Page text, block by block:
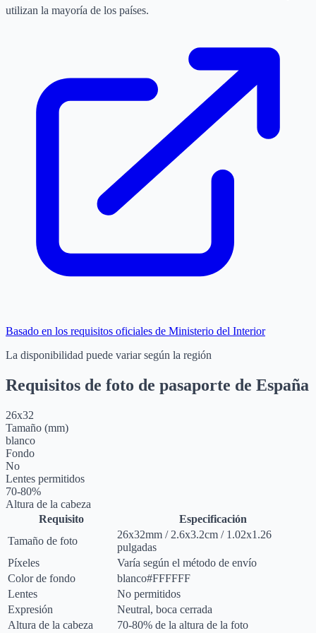
utilizan la mayoría de los países.
Basado en los requisitos oficiales de Ministerio del Interior
La disponibilidad puede variar según la región
Requisitos de foto de pasaporte de España
26x32
Tamaño (mm)
blanco
Fondo
No
Lentes permitidos
70-80%
Altura de la cabeza
Requisito
Especificación
Tamaño de foto
26x32mm / 2.6x3.2cm / 1.02x1.26
pulgadas
Píxeles
Varía según el método de envío
Color de fondo
blanco#FFFFFF
Lentes
No permitidos
Expresión
Neutral, boca cerrada
Altura de la cabeza
70-80% de la altura de la foto